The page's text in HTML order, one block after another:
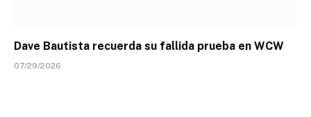
Dave Bautista recuerda su fallida prueba en WCW
07/29/2026